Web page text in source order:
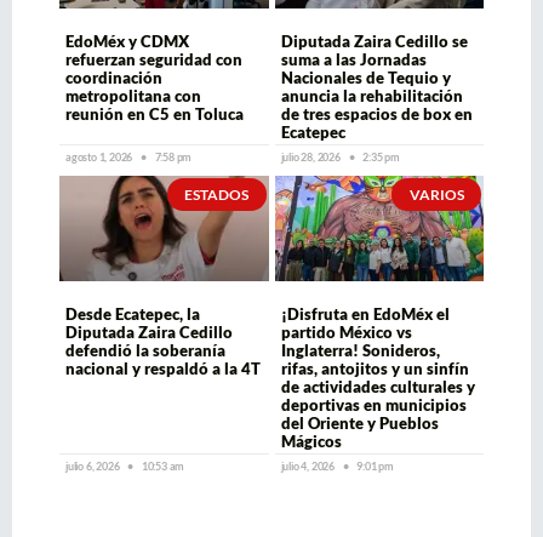
EdoMéx y CDMX
refuerzan seguridad con
coordinación
metropolitana con
reunión en C5 en Toluca
agosto 1, 2026 7:58 pm
Diputada Zaira Cedillo se
suma a las Jornadas
Nacionales de Tequio y
anuncia la rehabilitación
de tres espacios de box en
Ecatepec
julio 28, 2026 2:35 pm
ESTADOS
Desde Ecatepec, la
Diputada Zaira Cedillo
defendió la soberanía
nacional y respaldó a la 4T
julio 6, 2026 10:53 am
VARIOS
¡Disfruta en EdoMéx el
partido México vs
Inglaterra! Sonideros,
rifas, antojitos y un sinfín
de actividades culturales y
deportivas en municipios
del Oriente y Pueblos
Mágicos
julio 4, 2026 9:01 pm